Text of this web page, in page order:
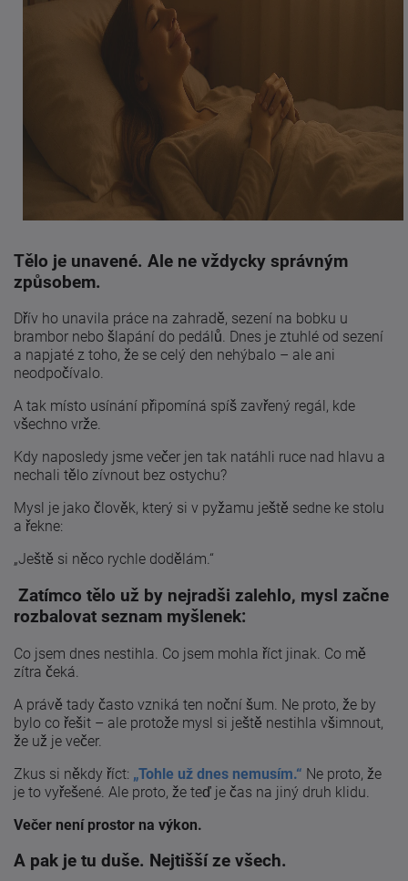
Tělo je unavené. Ale ne vždycky správným
způsobem.
Dřív ho unavila práce na zahradě, sezení na bobku u
brambor nebo šlapání do pedálů. Dnes je ztuhlé od sezení
a napjaté z toho, že se celý den nehýbalo – ale ani
neodpočívalo.
A tak místo usínání připomíná spíš zavřený regál, kde
všechno vrže.
Kdy naposledy jsme večer jen tak natáhli ruce nad hlavu a
nechali tělo zívnout bez ostychu?
Mysl je jako člověk, který si v pyžamu ještě sedne ke stolu
a řekne:
„Ještě si něco rychle dodělám.“
Zatímco tělo už by nejradši zalehlo, mysl začne
rozbalovat seznam myšlenek:
Co jsem dnes nestihla. Co jsem mohla říct jinak. Co mě
zítra čeká.
A právě tady často vzniká ten noční šum. Ne proto, že by
bylo co řešit – ale protože mysl si ještě nestihla všimnout,
že už je večer.
Zkus si někdy říct: „Tohle už dnes nemusím.“ Ne proto, že
je to vyřešené. Ale proto, že teď je čas na jiný druh klidu.
Večer není prostor na výkon.
A pak je tu duše. Nejtišší ze všech.